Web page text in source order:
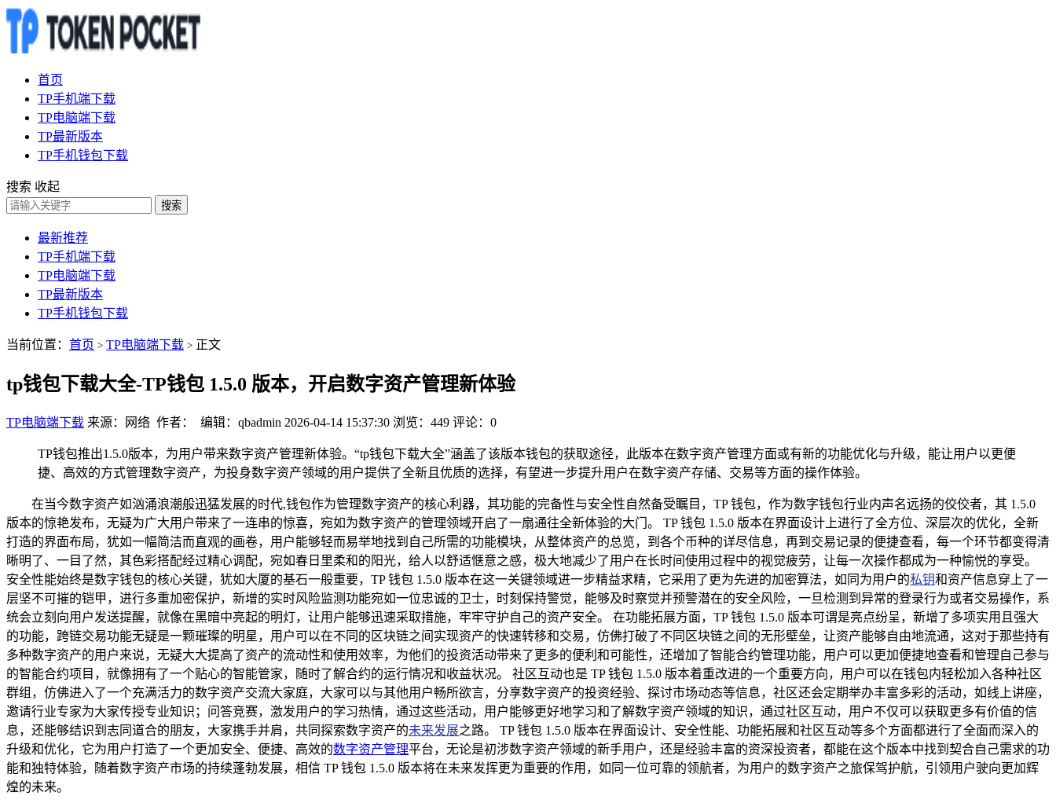
首页
TP手机端下载
TP电脑端下载
TP最新版本
TP手机钱包下载
搜索 收起
搜索
最新推荐
TP手机端下载
TP电脑端下载
TP最新版本
TP手机钱包下载
当前位置： 首页 > TP电脑端下载 > 正文
tp钱包下载大全-TP钱包 1.5.0 版本，开启数字资产管理新体验
TP电脑端下载 来源：网络 作者： 编辑：qbadmin 2026-04-14 15:37:30 浏览：449 评论：0
TP钱包推出1.5.0版本，为用户带来数字资产管理新体验。“tp钱包下载大全”涵盖了该版本钱包的获取途径，此版本在数字资产管理方面或有新的功能优化与升级，能让用户以更便
捷、高效的方式管理数字资产，为投身数字资产领域的用户提供了全新且优质的选择，有望进一步提升用户在数字资产存储、交易等方面的操作体验。
在当今数字资产如汹涌浪潮般迅猛发展的时代,钱包作为管理数字资产的核心利器，其功能的完备性与安全性自然备受瞩目，TP 钱包，作为数字钱包行业内声名远扬的佼佼者，其 1.5.0
版本的惊艳发布，无疑为广大用户带来了一连串的惊喜，宛如为数字资产的管理领域开启了一扇通往全新体验的大门。 TP 钱包 1.5.0 版本在界面设计上进行了全方位、深层次的优化，全新
打造的界面布局，犹如一幅简洁而直观的画卷，用户能够轻而易举地找到自己所需的功能模块，从整体资产的总览，到各个币种的详尽信息，再到交易记录的便捷查看，每一个环节都变得清
晰明了、一目了然，其色彩搭配经过精心调配，宛如春日里柔和的阳光，给人以舒适惬意之感，极大地减少了用户在长时间使用过程中的视觉疲劳，让每一次操作都成为一种愉悦的享受。
安全性能始终是数字钱包的核心关键，犹如大厦的基石一般重要，TP 钱包 1.5.0 版本在这一关键领域进一步精益求精，它采用了更为先进的加密算法，如同为用户的私钥和资产信息穿上了一
层坚不可摧的铠甲，进行多重加密保护，新增的实时风险监测功能宛如一位忠诚的卫士，时刻保持警觉，能够及时察觉并预警潜在的安全风险，一旦检测到异常的登录行为或者交易操作，系
统会立刻向用户发送提醒，就像在黑暗中亮起的明灯，让用户能够迅速采取措施，牢牢守护自己的资产安全。 在功能拓展方面，TP 钱包 1.5.0 版本可谓是亮点纷呈，新增了多项实用且强大
的功能，跨链交易功能无疑是一颗璀璨的明星，用户可以在不同的区块链之间实现资产的快速转移和交易，仿佛打破了不同区块链之间的无形壁垒，让资产能够自由地流通，这对于那些持有
多种数字资产的用户来说，无疑大大提高了资产的流动性和使用效率，为他们的投资活动带来了更多的便利和可能性，还增加了智能合约管理功能，用户可以更加便捷地查看和管理自己参与
的智能合约项目，就像拥有了一个贴心的智能管家，随时了解合约的运行情况和收益状况。 社区互动也是 TP 钱包 1.5.0 版本着重改进的一个重要方向，用户可以在钱包内轻松加入各种社区
群组，仿佛进入了一个充满活力的数字资产交流大家庭，大家可以与其他用户畅所欲言，分享数字资产的投资经验、探讨市场动态等信息，社区还会定期举办丰富多彩的活动，如线上讲座，
邀请行业专家为大家传授专业知识；问答竞赛，激发用户的学习热情，通过这些活动，用户能够更好地学习和了解数字资产领域的知识，通过社区互动，用户不仅可以获取更多有价值的信
息，还能够结识到志同道合的朋友，大家携手并肩，共同探索数字资产的未来发展之路。 TP 钱包 1.5.0 版本在界面设计、安全性能、功能拓展和社区互动等多个方面都进行了全面而深入的
升级和优化，它为用户打造了一个更加安全、便捷、高效的数字资产管理平台，无论是初涉数字资产领域的新手用户，还是经验丰富的资深投资者，都能在这个版本中找到契合自己需求的功
能和独特体验，随着数字资产市场的持续蓬勃发展，相信 TP 钱包 1.5.0 版本将在未来发挥更为重要的作用，如同一位可靠的领航者，为用户的数字资产之旅保驾护航，引领用户驶向更加辉
煌的未来。